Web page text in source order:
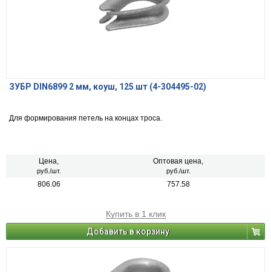
ЗУБР DIN6899 2 мм, коуш, 125 шт (4-304495-02)
Для формирования петель на концах троса.
Цена,
руб./шт.
Оптовая цена,
руб./шт.
806.06 757.58
Купить в 1 клик
Добавить в корзину